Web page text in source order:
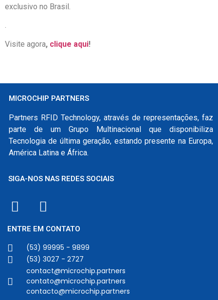
exclusivo no Brasil.
.
Visite agora, clique aqui!
MICROCHIP PARTNERS
Partners RFID Technology, através de representações, faz
parte de um Grupo Multinacional que disponibiliza
Tecnologia de última geração, estando presente na Europa,
América Latina e África.
SIGA-NOS NAS REDES SOCIAIS
ENTRE EM CONTATO
(53) 99995 - 9899
(53) 3027 - 2727
contact@microchip.partners
contato@microchip.partners
contacto@microchip.partners